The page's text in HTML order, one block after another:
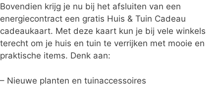
Bovendien krijg je nu bij het afsluiten van een
energiecontract een gratis Huis & Tuin Cadeau
cadeaukaart. Met deze kaart kun je bij vele winkels
terecht om je huis en tuin te verrijken met mooie en
praktische items. Denk aan:
– Nieuwe planten en tuinaccessoires